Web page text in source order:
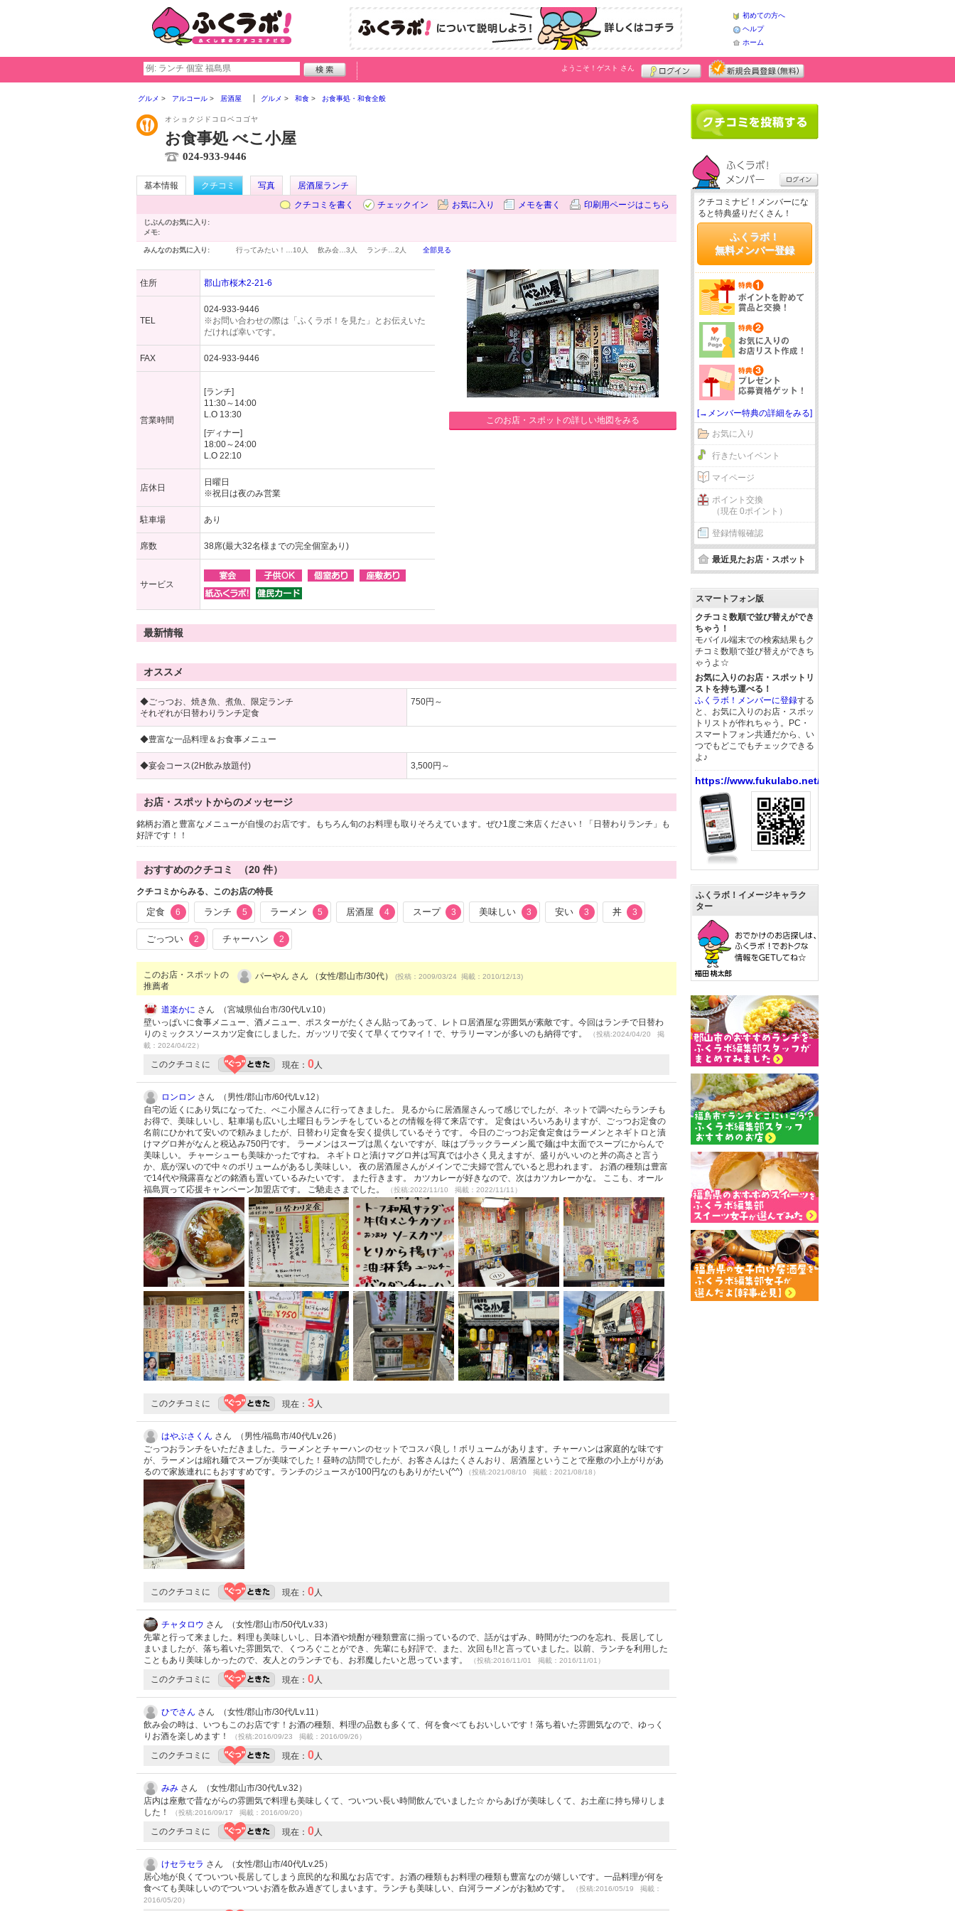
初めての方へ
ヘルプ
ホーム
ようこそ！ ゲスト さん
グルメ アルコール 居酒屋 グルメ 和食 お食事処・和食全般
オショクジドコロベコゴヤ
お食事処 べこ小屋
024-933-9446
基本情報 クチコミ 写真
居酒屋ランチ
クチコミを書く
チェックイン お気に入り メモを書く 印刷用ページはこちら
じぶんのお気に入り:
メモ:
みんなのお気に入り: 行ってみたい！… 10人 飲み会… 3人 ランチ… 2人 全部見る
住所 郡山市桜木2-21-6
TEL
024-933-9446
※お問い合わせの際は「ふくラボ！を見た」とお伝えいた
だければ幸いです。
FAX 024-933-9446
営業時間
[ランチ]
11:30～14:00
L.O 13:30
[ディナー]
18:00～24:00
L.O 22:10
店休日
日曜日
※祝日は夜のみ営業
駐車場 あり
席数 38席(最大32名様までの完全個室あり)
サービス
このお店・スポットの詳しい地図をみる
最新情報
オススメ
◆ごっつお、焼き魚、煮魚、限定ランチ
それぞれが日替わりランチ定食
750円～
◆豊富な一品料理＆お食事メニュー
◆宴会コース(2H飲み放題付) 3,500円～
お店・スポットからのメッセージ
銘柄お酒と豊富なメニューが自慢のお店です。もちろん旬のお料理も取りそろえています。ぜひ1度ご来店ください！「日替わりランチ」も
好評です！！
おすすめのクチコミ （20 件）
クチコミからみる、このお店の特長
定食 6 ランチ 5 ラーメン 5 居酒屋 4 スープ 3 美味しい 3 安い 3 丼 3
ごっつい 2 チャーハン 2
このお店・スポットの
推薦者
パーやん さん （女性/郡山市/30代） (投稿：2009/03/24 掲載：2010/12/13)
道楽かに さん （宮城県仙台市/30代/Lv.10）
壁いっぱいに食事メニュー、酒メニュー、ポスターがたくさん貼ってあって、レトロ居酒屋な雰囲気が素敵です。今回はランチで日替わ
りのミックスソースカツ定食にしました。ガッツリで安くて早くてウマイ！で、サラリーマンが多いのも納得です。
（投稿:2024/04/20 掲
載：2024/04/22）
このクチコミに 現在： 0人
ロンロン さん （男性/郡山市/60代/Lv.12）
自宅の近くにあり気になってた、べこ小屋さんに行ってきました。 見るからに居酒屋さんって感じでしたが、ネットで調べたらランチも
お得で、美味しいし、駐車場も広いし土曜日もランチをしているとの情報を得て来店です。 定食はいろいろありますが、ごっつお定食の
名前にひかれて安いので頼みましたが、日替わり定食を安く提供しているそうです。 今日のごっつお定食定食はラーメンとネギトロと漬
けマグロ丼がなんと税込み750円です。 ラーメンはスープは黒くないですが、味はブラックラーメン風で麺は中太面でスープにからんで
美味しい。 チャーシューも美味かったですね。 ネギトロと漬けマグロ丼は写真では小さく見えますが、盛りがいいのと丼の高さと言う
か、底が深いので中々のボリュームがあるし美味しい。 夜の居酒屋さんがメインでご夫婦で営んでいると思われます。 お酒の種類は豊富
で14代や飛露喜などの銘酒も置いているみたいです。 また行きます。 カツカレーが好きなので、次はカツカレーかな。 ここも、オール
福島買って応援キャンペーン加盟店です。 ご馳走さまでした。
（投稿:2022/11/10 掲載：2022/11/11）
このクチコミに 現在： 3人
はやぶさくん さん （男性/福島市/40代/Lv.26）
ごっつおランチをいただきました。ラーメンとチャーハンのセットでコスパ良し！ボリュームがあります。チャーハンは家庭的な味です
が、ラーメンは縮れ麺でスープが美味でした！昼時の訪問でしたが、お客さんはたくさんおり、居酒屋ということで座敷の小上がりがあ
るので家族連れにもおすすめです。ランチのジュースが100円なのもありがたい(^^)
（投稿:2021/08/10 掲載：2021/08/18）
このクチコミに 現在： 0人
チャタロウ さん （女性/郡山市/50代/Lv.33）
先輩と行って来ました。料理も美味しいし、日本酒や焼酎が種類豊富に揃っているので、話がはずみ、時間がたつのを忘れ、長居してし
まいましたが、落ち着いた雰囲気で、くつろぐことができ、先輩にも好評で、また、次回も!!と言っていました。以前、ランチを利用した
こともあり美味しかったので、友人とのランチでも、お邪魔したいと思っています。
（投稿:2016/11/01 掲載：2016/11/01）
このクチコミに 現在： 0人
ひでさん さん （女性/郡山市/30代/Lv.11）
飲み会の時は、いつもこのお店です！お酒の種類、料理の品数も多くて、何を食べてもおいしいです！落ち着いた雰囲気なので、ゆっく
りお酒を楽しめます！
（投稿:2016/09/23 掲載：2016/09/26）
このクチコミに 現在： 0人
みみ さん （女性/郡山市/30代/Lv.32）
店内は座敷で昔ながらの雰囲気で料理も美味しくて、ついつい長い時間飲んでいました☆ からあげが美味しくて、お土産に持ち帰りしま
した！
（投稿:2016/09/17 掲載：2016/09/20）
このクチコミに 現在： 0人
けセラセラ さん （女性/郡山市/40代/Lv.25）
居心地が良くてついつい長居してしまう庶民的な和風なお店です。お酒の種類もお料理の種類も豊富なのが嬉しいです。一品料理が何を
食べても美味しいのでついついお酒を飲み過ぎてしまいます。ランチも美味しい、白河ラーメンがお勧めです。
（投稿:2016/05/19 掲載：
2016/05/20）
クチコミナビ！メンバーにな
ると特典盛りだくさん！
ふくラボ！
無料メンバー登録
[→メンバー特典の詳細をみる]
お気に入り
行きたいイベント
マイページ
ポイント交換
（現在 0ポイント）
登録情報確認
最近見たお店・スポット
スマートフォン版
クチコミ数順で並び替えができ
ちゃう！
モバイル端末での検索結果もク
チコミ数順で並び替えができち
ゃうよ☆
お気に入りのお店・スポットリ
ストを持ち運べる！
ふくラボ！メンバーに登録する
と、お気に入りのお店・スポッ
トリストが作れちゃう。PC・
スマートフォン共通だから、い
つでもどこでもチェックできる
よ♪
https://www.fukulabo.net/
ふくラボ！イメージキャラク
ター